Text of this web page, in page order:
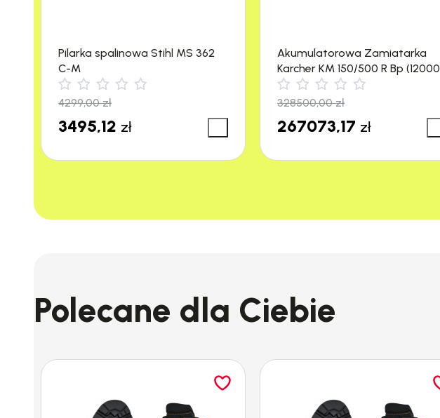
Pilarka spalinowa Stihl MS 362
C-M
4299,00zł
3495,12 zł
Akumulatorowa Zamiatarka
Karcher KM 150/500 R Bp (12000
m²/h)
328500,00zł
267073,17 zł
Polecane dla Ciebie